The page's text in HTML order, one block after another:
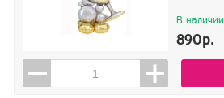
В наличии
890р.